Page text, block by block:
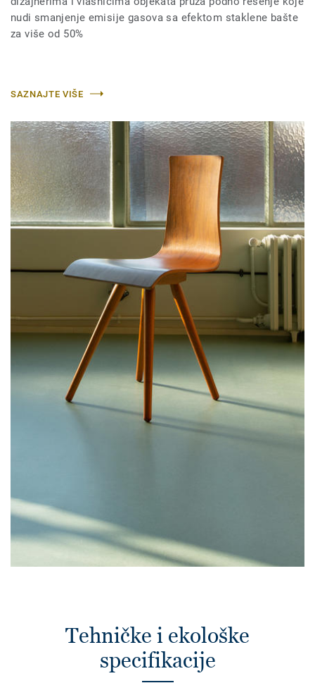
nudi smanjenje emisije gasova sa efektom staklene bašte
za više od 50%
SAZNAJTE VIŠE
Tehničke i ekološke
specifikacije